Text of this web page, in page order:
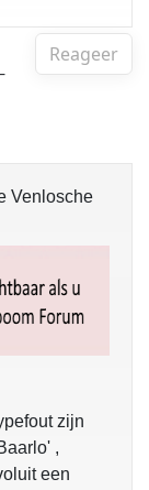
Reageer
Venlosche
zijn
,
een